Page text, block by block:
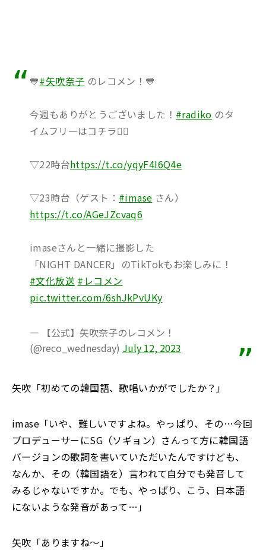
💙#矢吹奈子 のレコメン！💙
今週もありがとうございました！ #radiko のタ
イムフリーはコチラ💁‍♀️
▽22時台https://t.co/yqyF4I6Q4e
▽23時台（ゲスト： #imase さん）
https://t.co/AGeJZcvaq6
imaseさんと一緒に撮影した
「NIGHT DANCER」のTikTokもお楽しみに！
#文化放送 #レコメン
pic.twitter.com/6shJkPvUKy
— 【公式】矢吹奈子のレコメン！
(@reco_wednesday) July 12, 2023
矢吹「初めての韓国語、歌唱いかがでしたか？」
imase「いや、難しいですよね。やっぱり、その…今回
プロデューサーにSG（ソギョン）さんって方に韓国語
バージョンの歌詞を書いていただいたんですけども、
なんか、その（韓国語を）言われて自分でも発音して
みるじゃないですか。でも、やっぱり、こう、日本語
にないような発音があって…」
矢吹「ありますね～」